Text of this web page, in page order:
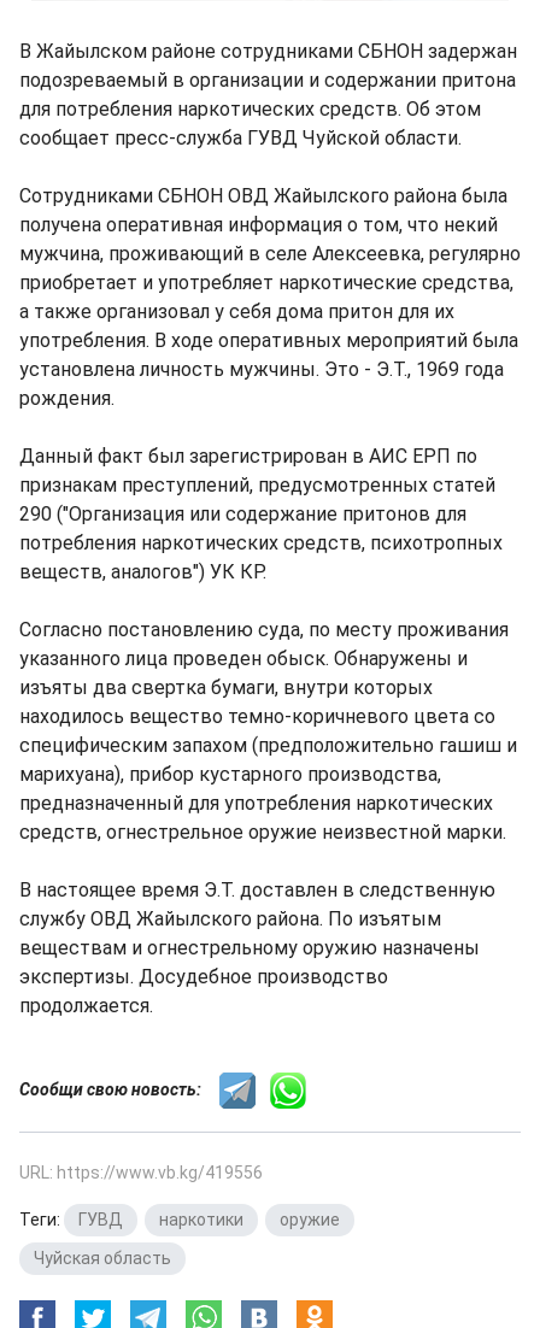
В Жайылском районе сотрудниками СБНОН задержан
подозреваемый в организации и содержании притона
для потребления наркотических средств. Об этом
сообщает пресс-служба ГУВД Чуйской области.
Сотрудниками СБНОН ОВД Жайылского района была
получена оперативная информация о том, что некий
мужчина, проживающий в селе Алексеевка, регулярно
приобретает и употребляет наркотические средства,
а также организовал у себя дома притон для их
употребления. В ходе оперативных мероприятий была
установлена личность мужчины. Это - Э.Т., 1969 года
рождения.
Данный факт был зарегистрирован в АИС ЕРП по
признакам преступлений, предусмотренных статей
290 ("Организация или содержание притонов для
потребления наркотических средств, психотропных
веществ, аналогов") УК КР.
Согласно постановлению суда, по месту проживания
указанного лица проведен обыск. Обнаружены и
изъяты два свертка бумаги, внутри которых
находилось вещество темно-коричневого цвета со
специфическим запахом (предположительно гашиш и
марихуана), прибор кустарного производства,
предназначенный для употребления наркотических
средств, огнестрельное оружие неизвестной марки.
В настоящее время Э.Т. доставлен в следственную
службу ОВД Жайылского района. По изъятым
веществам и огнестрельному оружию назначены
экспертизы. Досудебное производство
продолжается.
Сообщи свою новость:
URL: https://www.vb.kg/419556
Теги: ГУВД наркотики оружие
Чуйская область